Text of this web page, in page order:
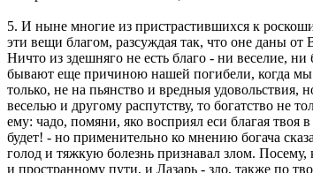
5. И ныне многие из пристрастившихся к
эти вещи благом, разсуждая так, что оне даны
Ничто из здешняго не есть благо - ни веселие, ни
бывают еще причиною нашей погибели, когда мы
только, не на пьянство и вредныя удовольствия,
веселью и другому распутству, то богатство не
ему: чадо, помяни, яко восприял еси благая твоя
будет! - но применительно ко мнению богача
голод и тяжкую болезнь признавал злом.
и пространному пути, и Лазарь - зло, также по